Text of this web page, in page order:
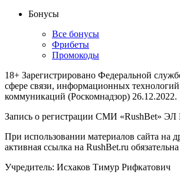
Бонусы
Все бонусы
Фрибеты
Промокоды
18+ Зарегистрировано Федеральной
сфере связи, информационных
коммуникаций (Роскомнадзор) 26.12.2022.
Запись о регистрации СМИ «RushBet»
При использовании материалов сайта на
активная ссылка на RushBet.ru обязательна
Учредитель: Исхаков Тимур Рифкатович